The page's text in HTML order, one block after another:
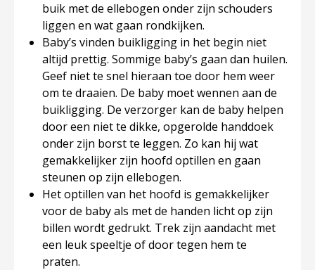
buik met de ellebogen onder zijn schouders
liggen en wat gaan rondkijken.
Baby’s vinden buikligging in het begin niet
altijd prettig. Sommige baby’s gaan dan huilen.
Geef niet te snel hieraan toe door hem weer
om te draaien. De baby moet wennen aan de
buikligging. De verzorger kan de baby helpen
door een niet te dikke, opgerolde handdoek
onder zijn borst te leggen. Zo kan hij wat
gemakkelijker zijn hoofd optillen en gaan
steunen op zijn ellebogen.
Het optillen van het hoofd is gemakkelijker
voor de baby als met de handen licht op zijn
billen wordt gedrukt. Trek zijn aandacht met
een leuk speeltje of door tegen hem te
praten.